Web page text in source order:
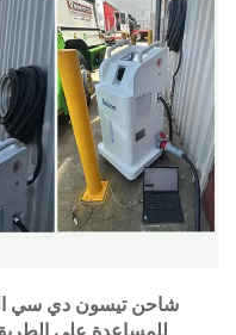
للمساعدة على الطريق